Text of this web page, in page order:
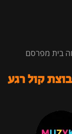
בית מפרסם
קול רגע